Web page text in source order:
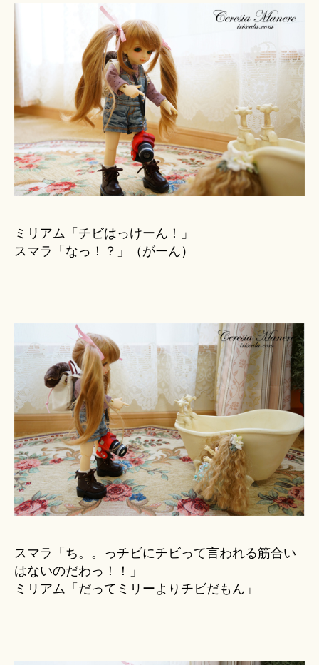
ミリアム「チビはっけーん！」
スマラ「なっ！？」（がーん）
スマラ「ち。。っチビにチビって言われる筋合い
はないのだわっ！！」
ミリアム「だってミリーよりチビだもん」